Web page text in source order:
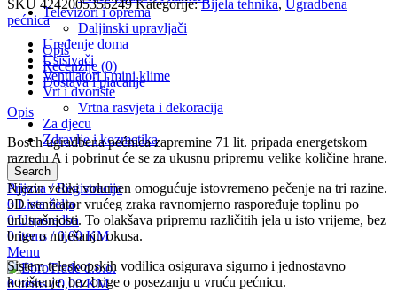
Televizori i oprema
Daljinski upravljači
Uređenje doma
Usisivači
Ventilatori i mini klime
Vrt i dvorište
Vrtna rasvjeta i dekoracija
Za djecu
Zdravlje i kozmetika
Search
Prijava / Registracija
0Lista želja
0 Usporedba
0items / 0,00KM
Menu
0items / 0,00KM
SKU 4242005356249Kategorije: Bijela tehnika, Ugradbena
pećnica
Opis
Recenzije (0)
Dostava i plaćanje
Opis
Bosch ugradbena pećnica zapremine 71 lit. pripada energetskom
razredu A i pobrinut će se za ukusnu pripremu velike količine hrane.
Njezin veliki volumen omogućuje istovremeno pečenje na tri razine.
3D ventilator vrućeg zraka ravnomjerno raspoređuje toplinu po
unutrašnjosti. To olakšava pripremu različitih jela u isto vrijeme, bez
brige o miješanju okusa.
Sistem teleskopskih vodilica osigurava sigurno i jednostavno
korištenje, bez brige o posezanju u vruću pećnicu.